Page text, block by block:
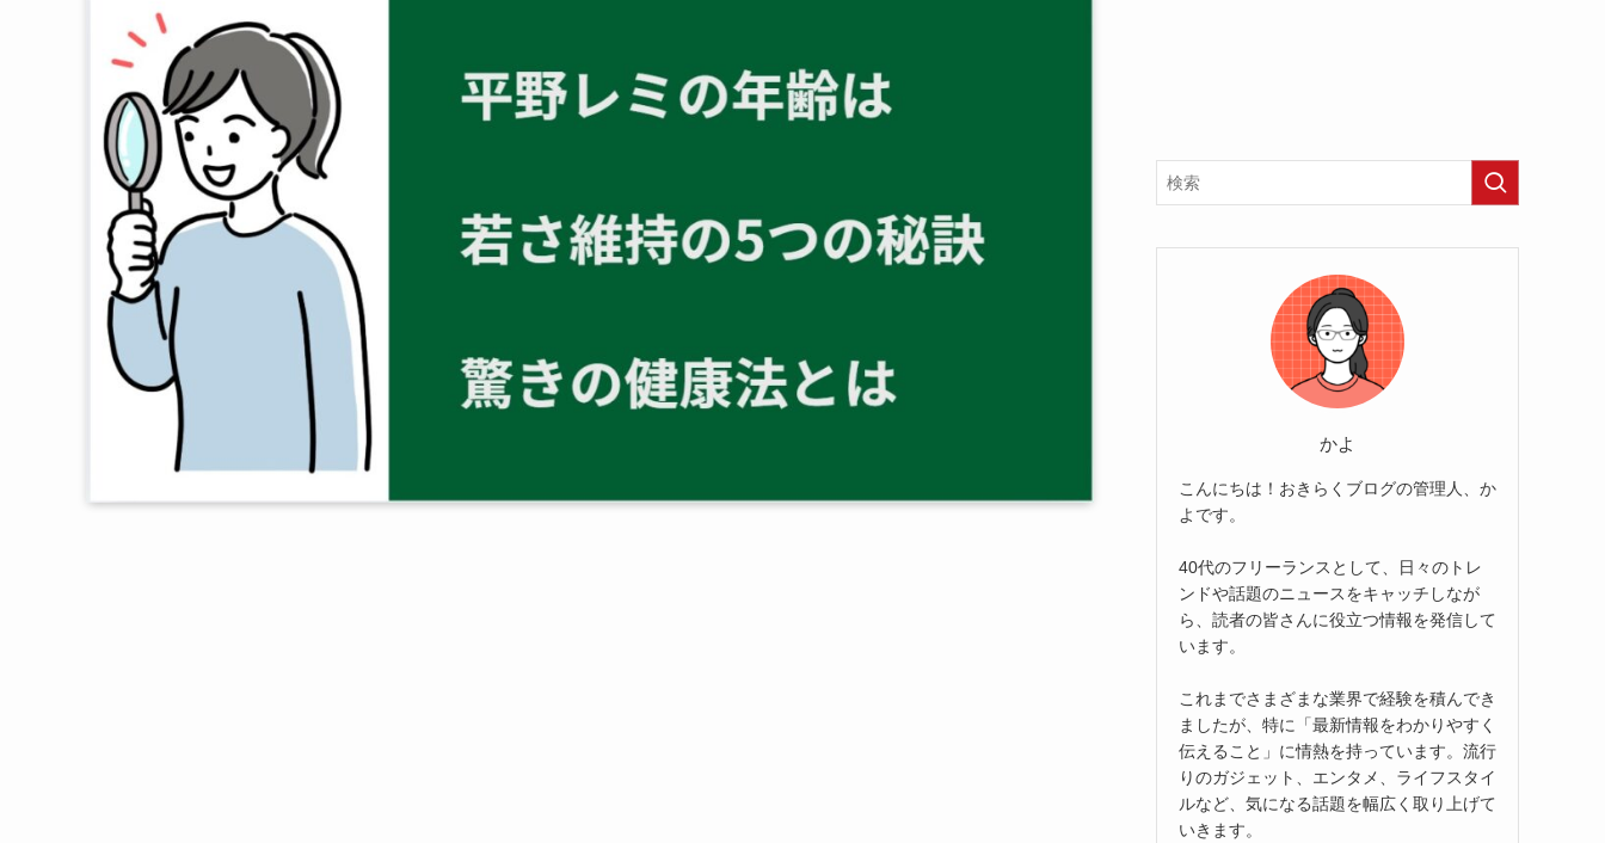
かよ
こんにちは！おきらくブログの管理人、か
よです。
40代のフリーランスとして、日々のトレ
ンドや話題のニュースをキャッチしなが
ら、読者の皆さんに役立つ情報を発信して
います。
これまでさまざまな業界で経験を積んでき
ましたが、特に「最新情報をわかりやすく
伝えること」に情熱を持っています。流行
りのガジェット、エンタメ、ライフスタイ
ルなど、気になる話題を幅広く取り上げて
いきます。